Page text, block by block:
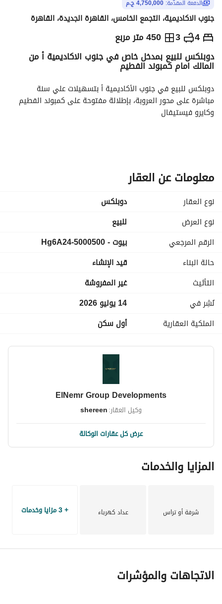
الدفعة المقدّمة: 4,750,000 ج.م
جنوب الاكاديمية، التجمع الخامس، القاهرة الجديدة، القاهرة
4
3 450 متر مربع ج.م 10,500,000
الاماكن القريبة
دوبلكس للبيع بمدخل خاص في جنوب الاكاديمية أ من
المالك امام كمبوند الفطيم
دوبلكس للبيع في جنوب الأكاديمية أ بتسهيلات علي سنة
وكايرو فيستيفال
المساحة الكلية ٤٥٠متر + 160جاردن خاص
الدور الأرضي – ٢١٥ متر + ٣٥ متر جاردن خاص + مدخل خاص
٣ غرف نوم + ليفنج + ٣ حمام + مطبخ + ريسيبشن
نصف تشطيب
البيزمنت ٢٣٥ متر مبني ٢٥ % و جاردن خاص و مدخل خاص
مميزات المشروع:
مبانى ٢٠٢٦
كاميرات مراقبة – إنتركم
حوامل تكييف + ألوميتال عالي الجودة
معلومات عن العقار
نوع العقار
دوبلكس
نوع العرض
للبيع
الرقم المرجعي
بيوت - 5000500-Hg6A24
حالة البناء
قيد الإنشاء
التأثيث
غير المفروشة
نُشِر في
14 يوليو 2026
الملكية العقارية
أول سكن
ElNemr Group Developments
وكيل العقار:shereen
عرض كل عقارات الوكالة
المزايا والخدمات
شرفة أو تراس عداد كهرباء + 3 مزايا وخدمات
الاتجاهات والمؤشرات